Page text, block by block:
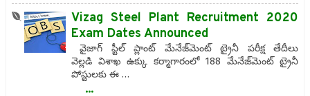
Vizag Steel Plant Recruitment 2020
Exam Dates Announced
వైజాగ్‌ స్టీల్‌ ప్లాంట్‌ మేనేజ్‌మెంట్‌ ట్రైనీ పరీక్ష తేదీలు
వెల్లడి విశాఖ ఉక్కు కర్మాగారంలో 188 మేనేజ్‌మెంట్‌ ట్రైనీ
పోస్టులకు ఈ …
...